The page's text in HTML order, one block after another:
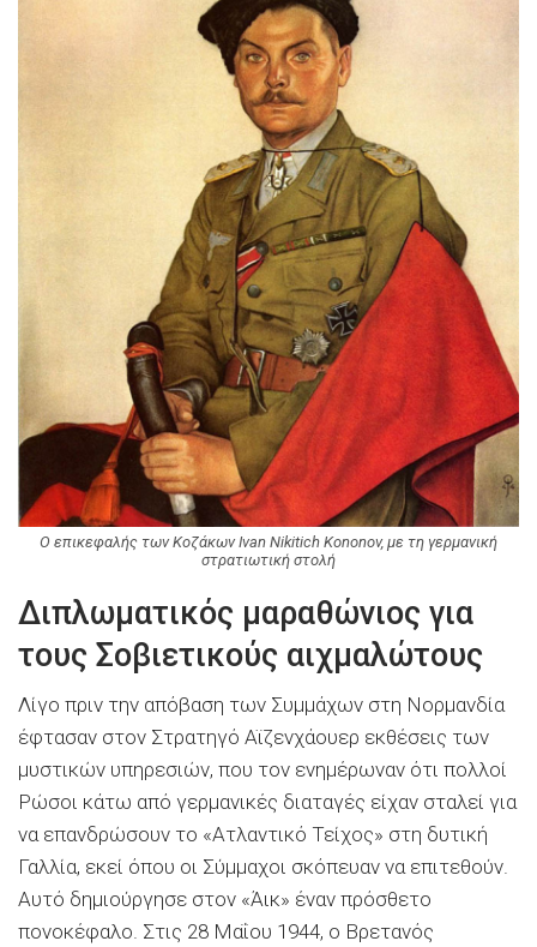
Ο επικεφαλής των Κοζάκων Ivan Nikitich Kononov, με τη γερμανική
στρατιωτική στολή
Διπλωματικός μαραθώνιος για
τους Σοβιετικούς αιχμαλώτους
Λίγο πριν την απόβαση των Συμμάχων στη Νορμανδία
έφτασαν στον Στρατηγό Αϊζενχάουερ εκθέσεις των
μυστικών υπηρεσιών, που τον ενημέρωναν ότι πολλοί
Ρώσοι κάτω από γερμανικές διαταγές είχαν σταλεί για
να επανδρώσουν το «Ατλαντικό Τείχος» στη δυτική
Γαλλία, εκεί όπου οι Σύμμαχοι σκόπευαν να επιτεθούν.
Αυτό δημιούργησε στον «Άικ» έναν πρόσθετο
πονοκέφαλο. Στις 28 Μαΐου 1944, ο Βρετανός